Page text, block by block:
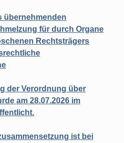
übernehmenden
für durch Organe
Rechtsträgers
der Verordnung über
am 28.07.2026 im
ist bei